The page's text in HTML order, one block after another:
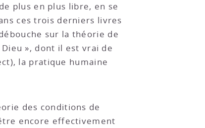
plus en plus libre, en se
ces trois derniers livres
sur la théorie de
», dont il est vrai de
la pratique humaine
des conditions de
encore effectivement